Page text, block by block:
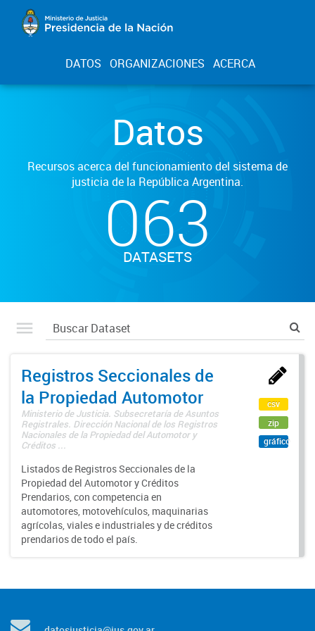
DATOS ORGANIZACIONES ACERCA
Datos
Recursos acerca del funcionamiento del sistema de
justicia de la República Argentina.
063
DATASETS
Registros Seccionales de
la Propiedad Automotor
Ministerio de Justicia. Subsecretaría de Asuntos
Registrales. Dirección Nacional de los Registros
Nacionales de la Propiedad del Automotor y
Créditos ...
Listados de Registros Seccionales de la
Propiedad del Automotor y Créditos
Prendarios, con competencia en
automotores, motovehículos, maquinarias
agrícolas, viales e industriales y de créditos
prendarios de todo el país.
csv
zip
gráfico